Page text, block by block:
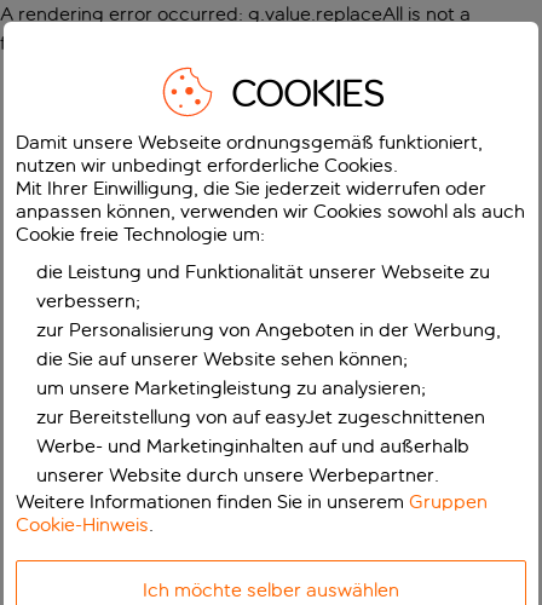
A rendering error occurred: g.value.replaceAll is not a
function
COOKIES
Damit unsere Webseite ordnungsgemäß funktioniert,
nutzen wir unbedingt erforderliche Cookies.
Mit Ihrer Einwilligung, die Sie jederzeit widerrufen oder
anpassen können, verwenden wir Cookies sowohl als auch
Cookie freie Technologie um:
die Leistung und Funktionalität unserer Webseite zu
verbessern;
zur Personalisierung von Angeboten in der Werbung,
die Sie auf unserer Website sehen können;
um unsere Marketingleistung zu analysieren;
zur Bereitstellung von auf easyJet zugeschnittenen
Werbe- und Marketinginhalten auf und außerhalb
unserer Website durch unsere Werbepartner.
Weitere Informationen finden Sie in unseremGruppen
Cookie-Hinweis.
Ich möchte selber auswählen